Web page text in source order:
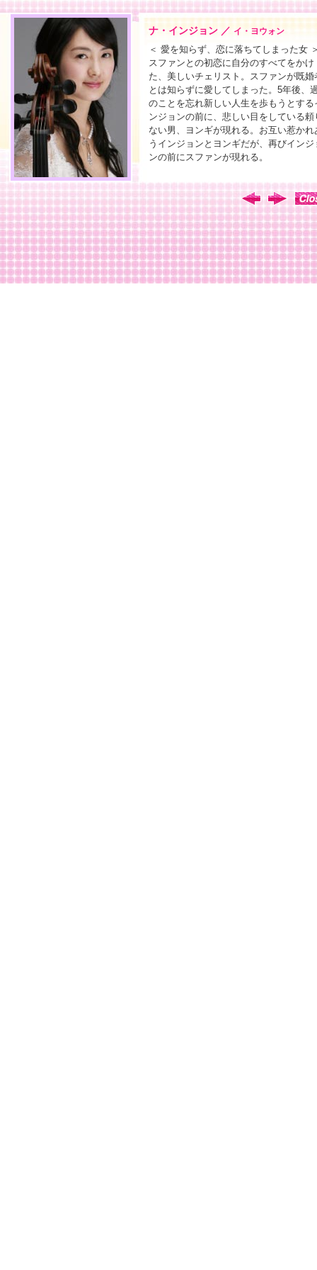
ナ・インジョン ／ イ・ヨウォン
＜ 愛を知らず、恋に落ちてしまった女
スファンとの初恋に自分のすべてをかけ
た、美しいチェリスト。スファンが既婚
とは知らずに愛してしまった。5年後、
のことを忘れ新しい人生を歩もうとする
ンジョンの前に、悲しい目をしている頼
ない男、ヨンギが現れる。お互い惹かれ
うインジョンとヨンギだが、再びインジ
ンの前にスファンが現れる。